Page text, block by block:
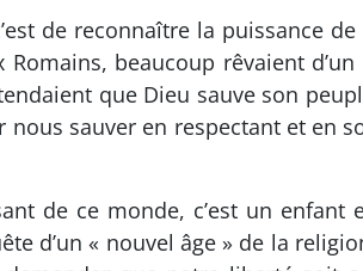
de reconnaître la puissance
beaucoup rêvaient
que Dieu sauve son
sauver en respectant et en
de ce monde, c’est un enfant
d’un « nouvel âge » de la